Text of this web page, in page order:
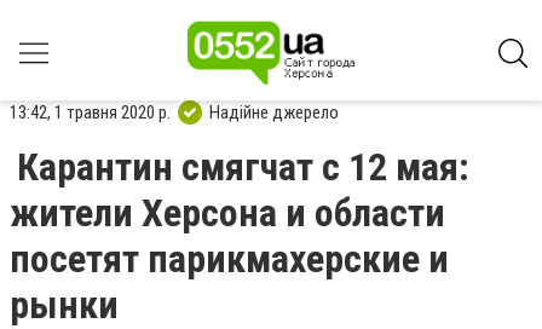
13:42, 1 травня 2020 р. Надійне джерело
Карантин смягчат с 12 мая:
жители Херсона и области
посетят парикмахерские и
рынки